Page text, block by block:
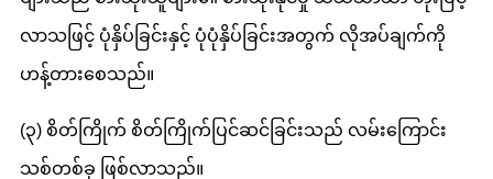
လာသဖြင့် ပုံနှိပ်ခြင်းနှင့် ပုံပုံနှိပ်ခြင်းအတွက် လိုအပ်ချက်ကို
ဟန့်တားစေသည်။
(၃) စိတ်ကြိုက် စိတ်ကြိုက်ပြင်ဆင်ခြင်းသည် လမ်းကြောင်း
သစ်တစ်ခု ဖြစ်လာသည်။